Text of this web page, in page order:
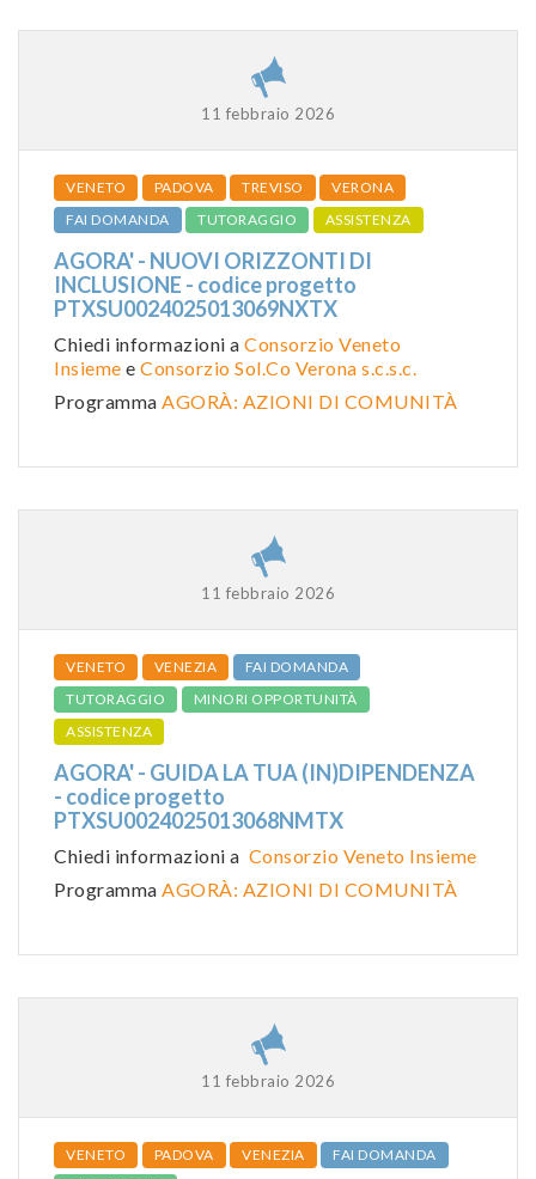
11 febbraio 2026
VENETO PADOVA TREVISO
VERONA
FAI DOMANDA
TUTORAGGIO ASSISTENZA
AGORA' - NUOVI ORIZZONTI DI
INCLUSIONE - codice progetto
PTXSU0024025013069NXTX
Chiedi informazioni a Consorzio Veneto
Insieme e Consorzio Sol.Co Verona s.c.s.c.
Programma AGORÀ: AZIONI DI COMUNITÀ
11 febbraio 2026
VENETO VENEZIA
FAI DOMANDA
TUTORAGGIO
MINORI OPPORTUNITÀ
ASSISTENZA
AGORA' - GUIDA LA TUA (IN)DIPENDENZA
- codice progetto
PTXSU0024025013068NMTX
Chiedi informazioni a Consorzio Veneto Insieme
Programma AGORÀ: AZIONI DI COMUNITÀ
11 febbraio 2026
VENETO PADOVA VENEZIA
FAI DOMANDA